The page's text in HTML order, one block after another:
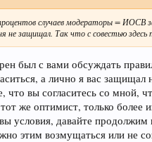
случаев модераторы = ИОСВ
защищал. Так что с совестью здесь
был с вами обсуждать
а лично я вас защищал
что вы согласитесь со
же оптимист, только
условия, давайте
этим возмущаться или не